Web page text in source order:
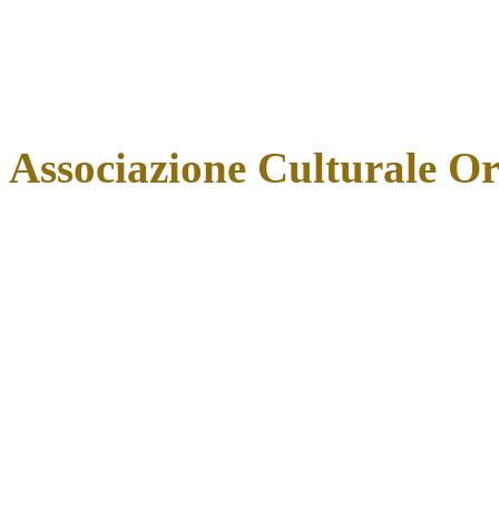
Associazione Culturale